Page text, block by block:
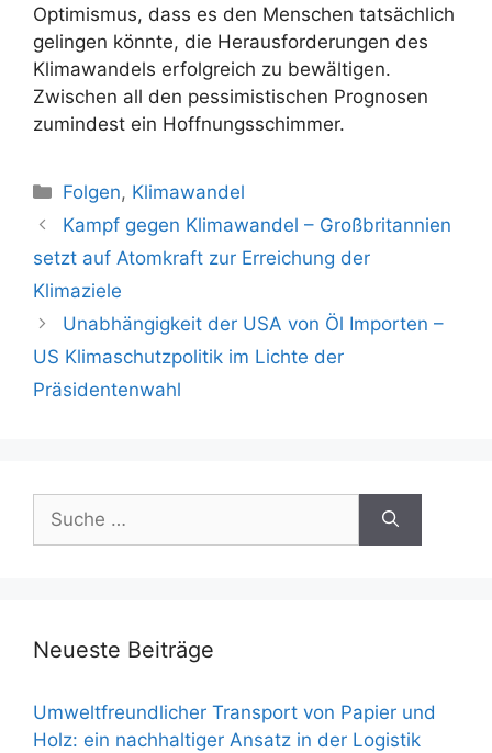
Optimismus, dass es den Menschen tatsächlich
gelingen könnte, die Herausforderungen des
Klimawandels erfolgreich zu bewältigen.
Zwischen all den pessimistischen Prognosen
zumindest ein Hoffnungsschimmer.
Kategorien
Folgen, Klimawandel
Beitrags-
Navigation
Kampf gegen Klimawandel – Großbritannien
setzt auf Atomkraft zur Erreichung der
Klimaziele
Unabhängigkeit der USA von Öl Importen –
US Klimaschutzpolitik im Lichte der
Präsidentenwahl
Suche
nach:
Neueste Beiträge
Umweltfreundlicher Transport von Papier und
Holz: ein nachhaltiger Ansatz in der Logistik